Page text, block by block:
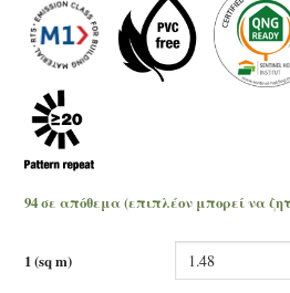
94 σε απόθεμα (επιπλέον μπορεί να
1 (sq m)